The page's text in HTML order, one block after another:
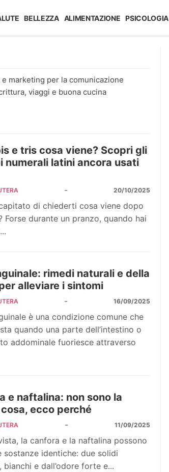
BELLEZZA ALIMENTAZIONE PSICOLOGIA
marketing per la comunicazione
viaggi e buona cucina
e tris cosa viene? Scopri gli
numerali latini ancora usati
- 20/10/2025
di chiederti cosa viene dopo
Forse durante un pranzo, quando hai
rimedi naturali e della
alleviare i sintomi
- 16/09/2025
è una condizione comune che
quando una parte dell’intestino o
addominale fuoriesce attraverso
e naftalina: non sono la
ecco perché
- 11/09/2025
la canfora e la naftalina possono
sostanze identiche: due solidi
bianchi e dall’odore forte e...